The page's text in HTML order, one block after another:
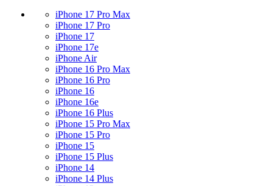
iPhone 17 Pro Max
iPhone 17 Pro
iPhone 17
iPhone 17e
iPhone Air
iPhone 16 Pro Max
iPhone 16 Pro
iPhone 16
iPhone 16e
iPhone 16 Plus
iPhone 15 Pro Max
iPhone 15 Pro
iPhone 15
iPhone 15 Plus
iPhone 14
iPhone 14 Plus